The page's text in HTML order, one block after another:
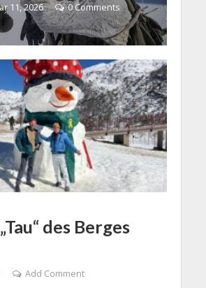
11, 2026 0 Comments
des Berges
Add Comment